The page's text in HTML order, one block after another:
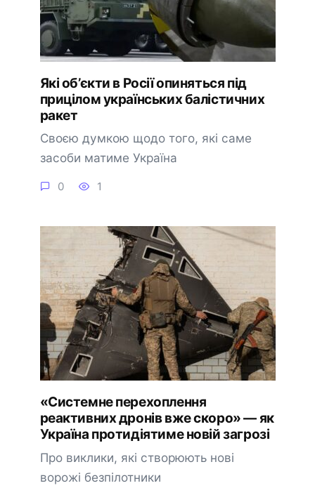
Які об’єкти в Росії опиняться під
прицілом українських балістичних
ракет
Своєю думкою щодо того, які саме
засоби матиме Україна
0 1
«Системне перехоплення
реактивних дронів вже скоро» — як
Україна протидіятиме новій загрозі
Про виклики, які створюють нові
ворожі безпілотники